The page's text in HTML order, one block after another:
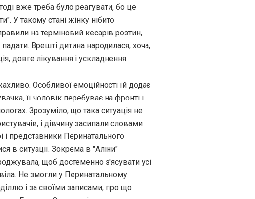
вже треба було реагувати, бо це
У такому стані жінку нібито
на терміновий кесарів розтин,
Врешті дитина народилася, хоча,
довге лікування і ускладнення.
Особливої емоційності їй додає
її чоловік перебуває на фронті і
Зрозуміло, що така ситуація не
і дівчину засипали словами
представники Перинатального
в ситуації. Зокрема в "Аліни"
щоб достеменно з'ясувати усі
Не змогли у Перинатальному
і за своїми записами, про що